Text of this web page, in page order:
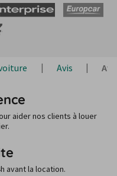
Avis
aider nos clients à louer
avant la location.